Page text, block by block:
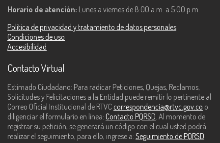
Horario de atención: Lunes a viernes de 8:00 a.m. a 5:00 p.m.
Política de privacidad y tratamiento de datos personales
Condiciones de uso
Accesibilidad
Contacto Virtual
Estimado Ciudadano: Para radicar Peticiones, Quejas, Reclamos,
Solicitudes y Felicitaciones a la Entidad puede remitir lo pertinente al
Correo Oficial Institucional de RTVC correspondencia@rtvc.gov.co o
diligenciar el formulario en línea: Contacto PQRSD. Al momento de
registrar su petición, se generará un código con el cual usted podrá
realizar el seguimiento, para ello, ingrese a: Seguimiento de PQRSD